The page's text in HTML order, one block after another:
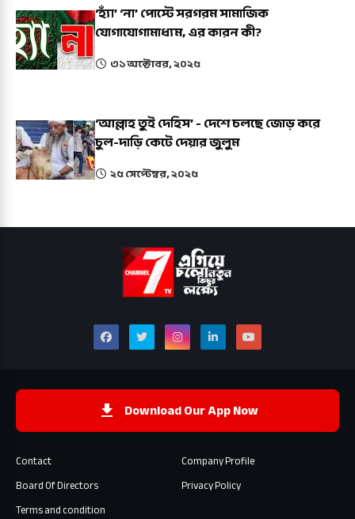
‘হ্যাঁ’ ‘না’ পোস্টে সরগরম সামাজিক
যোগাযোগামাধ্যম, এর কারন কী?
৩১ অক্টোবর, ২০২৫
‘আল্লাহ তুই দেহিস’ - দেশে চলছে জোড় করে
চুল-দাড়ি কেটে দেয়ার জুলুম
২৫ সেপ্টেম্বর, ২০২৫
Download Our App Now
Contact
Company Profile
Board Of Directors
Privacy Policy
Terms and condition